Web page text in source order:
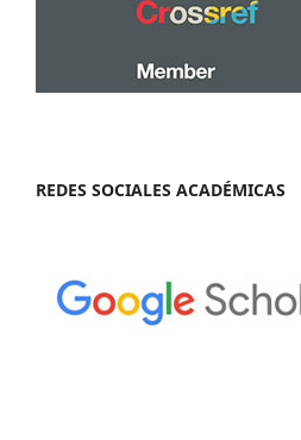
REDES SOCIALES ACADÉMICAS